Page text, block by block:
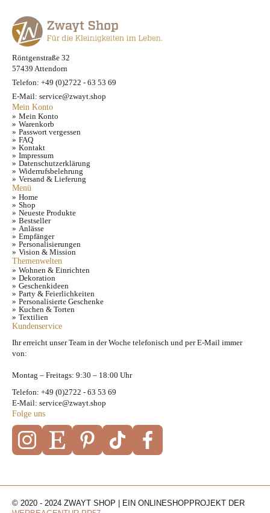
Röntgenstraße 32
57439 Attendorn
Telefon: +49 (0)2722 - 63 53 69
E-Mail: service@zwayt.shop
Mein Konto
Mein Konto
Warenkorb
Passwort vergessen
FAQ
Kontakt
Impressum
Datenschutzerklärung
Widerrufsbelehrung
Versand & Lieferung
Menü
Home
Shop
Neueste Produkte
Bestseller
Anlässe
Empfänger
Personalisierungen
Vision & Mission
Themenwelten
Wohnen & Einrichten
Dekoration
Geschenkideen
Party & Feierlichkeiten
Personalisierte Geschenke
Kuchen & Torten
Textilien
Kundenservice
Ihr erreicht unser Team in der Woche telefonisch und per E-Mail immer
von:
Montag – Freitags: 9:30 – 18:00 Uhr
Telefon: +49 (0)2722 - 63 53 69
E-Mail: service@zwayt.shop
Folge uns
© 2020 - 2024 ZWAYT SHOP | EIN ONLINESHOPPROJEKT DER